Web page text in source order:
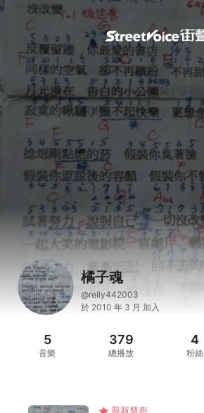
橘子魂
@relly442003
於 2010 年 3 月 加入
5
音樂
379
總播放
4
粉絲
最新發布